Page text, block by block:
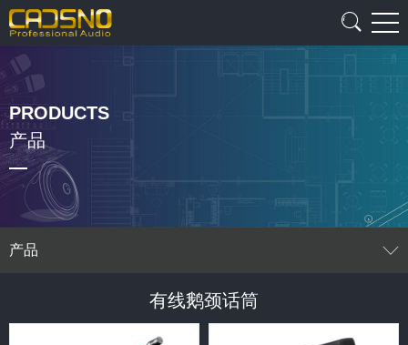
PRODUCTS
产品
产品
有线鹅颈话筒